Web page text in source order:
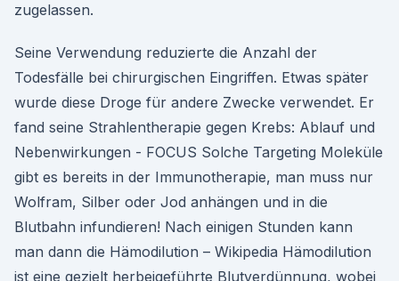
zugelassen.
Seine Verwendung reduzierte die Anzahl der
Todesfälle bei chirurgischen Eingriffen. Etwas später
wurde diese Droge für andere Zwecke verwendet. Er
fand seine Strahlentherapie gegen Krebs: Ablauf und
Nebenwirkungen - FOCUS Solche Targeting Moleküle
gibt es bereits in der Immunotherapie, man muss nur
Wolfram, Silber oder Jod anhängen und in die
Blutbahn infundieren! Nach einigen Stunden kann
man dann die Hämodilution – Wikipedia Hämodilution
ist eine gezielt herbeigeführte Blutverdünnung, wobei